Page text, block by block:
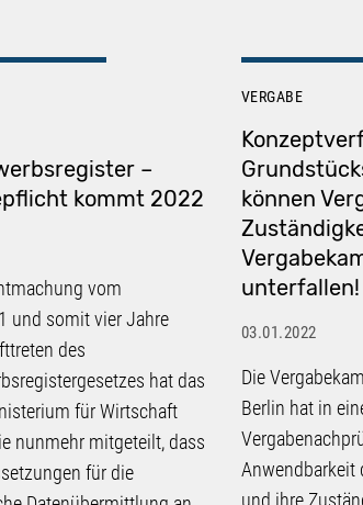
–
kommt 2022
vom
und somit vier Jahre
des
hat das
für Wirtschaft
nunmehr mitgeteilt, dass
für die
VERGABE
können
unterfallen!
03.01.2022
Die
Berlin hat in
Anwendbarkeit
und ihre